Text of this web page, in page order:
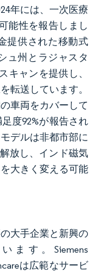
年には、一次医療
能性を報告しまし
提供された移動式
ュ州とラジャスタ
キャンを提供し、
転送しています。
車両をカバーして
度92%が報告され
デルは非都市部に
放し、インド磁気
大きく変える可能
大手企業と新興の
ます。Siemens
は広範なサービ